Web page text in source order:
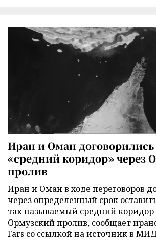
Иран и Оман договорились
«средний коридор» через
пролив
Иран и Оман в ходе переговоров
через определенный срок
так называемый средний коридор
Ормузский пролив, сообщает
Fars со ссылкой на источник в